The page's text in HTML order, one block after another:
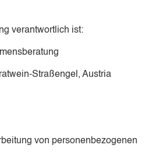
verantwortlich ist:
Straßengel, Austria
von personenbezogenen